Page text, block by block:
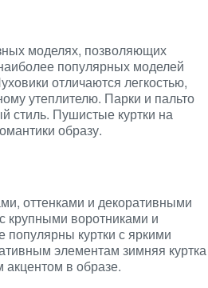
моделях, позволяющих
популярных моделей
отличаются легкостью,
утеплителю. Парки и пальто
стиль. Пушистые куртки на
образу.
оттенками и декоративными
крупными воротниками и
популярны куртки с яркими
элементам зимняя куртка
акцентом в образе.